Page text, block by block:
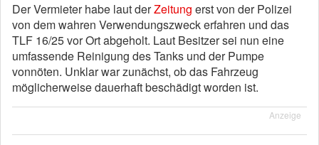
Der Vermieter habe laut derZeitung erst von der Polizei
von dem wahren Verwendungszweck erfahren und das
TLF 16/25 vor Ort abgeholt. Laut Besitzer sei nun eine
umfassende Reinigung des Tanks und der Pumpe
vonnöten. Unklar war zunächst, ob das Fahrzeug
möglicherweise dauerhaft beschädigt worden ist.
Anzeige